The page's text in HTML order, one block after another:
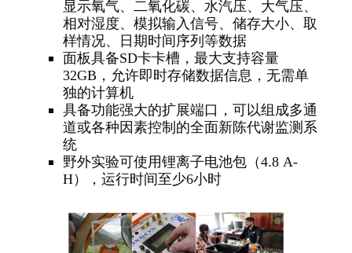
显示氧气、二氧化碳、水汽压、大气压、
相对湿度、模拟输入信号、储存大小、取
样情况、日期时间序列等数据
面板具备SD卡卡槽，最大支持容量
32GB，允许即时存储数据信息，无需单
独的计算机
具备功能强大的扩展端口，可以组成多通
道或各种因素控制的全面新陈代谢监测系
统
野外实验可使用锂离子电池包（4.8 A-
H），运行时间至少6小时